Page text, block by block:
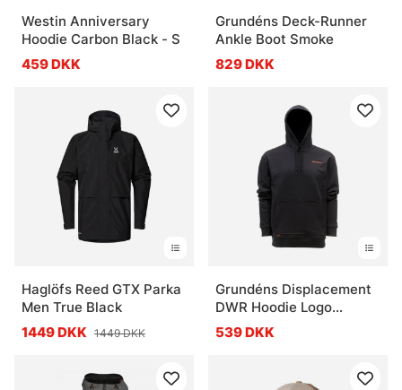
Westin Anniversary
Hoodie Carbon Black - S
459 DKK
Grundéns Deck-Runner
Ankle Boot Smoke
829 DKK
Haglöfs Reed GTX Parka
Men True Black
1449 DKK 1449 DKK
Grundéns Displacement
DWR Hoodie Logo
Anchor Black
539 DKK